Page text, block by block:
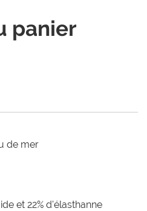
panier
de mer
et 22% d'élasthanne